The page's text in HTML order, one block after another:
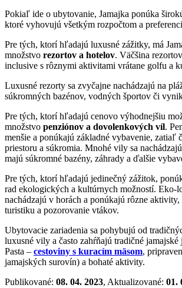
Pokiaľ ide o ubytovanie, Jamajka ponúka
ktoré vyhovujú všetkým rozpočtom a
Pre tých, ktorí hľadajú luxusné zážitky, má
množstvo rezortov a hotelov. Väčšina
inclusive s rôznymi aktivitami vrátane golfu a
Luxusné rezorty sa zvyčajne nachádzajú na
súkromných bazénov, vodných športov či
Pre tých, ktorí hľadajú cenovo výhodnejšiu
množstvo penziónov a dovolenkových víl.
menšie a ponúkajú základné vybavenie, zatiaľ
priestoru a súkromia. Mnohé vily sa
majú súkromné bazény, záhrady a ďalšie
Pre tých, ktorí hľadajú jedinečný zážitok,
rad ekologických a kultúrnych možností. Eko-
nachádzajú v horách a ponúkajú rôzne
turistiku a pozorovanie vtákov.
Ubytovacie zariadenia sa pohybujú od
luxusné vily a často zahŕňajú tradičné jamajské
Pasta – cestoviny s kuracím mäsom,
jamajských surovín) a bohaté aktivity.
Publikované: 08. 04. 2023, Aktualizované: 01.